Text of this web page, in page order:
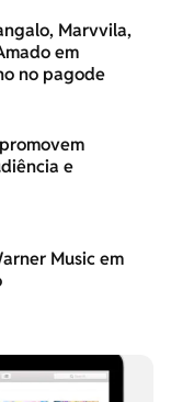
Marvvila,
em
no pagode
e
Music em